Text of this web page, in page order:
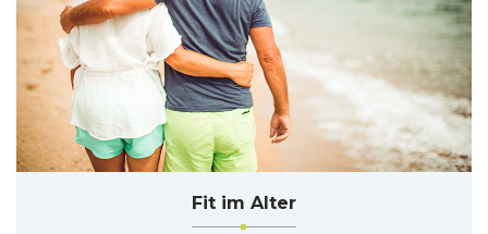
Fit im Alter